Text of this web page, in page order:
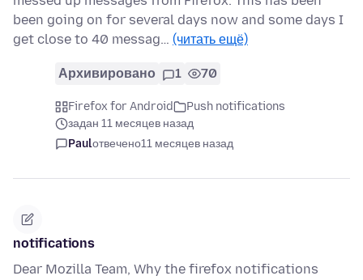
been going on for several days now and some days I
get close to 40 messag… (читать ещё)
Архивировано 1 70
Firefox for Android
Push notifications
задан 11 месяцев назад
Paulотвечено11 месяцев назад
notifications
Dear Mozilla Team, Why the firefox notifications